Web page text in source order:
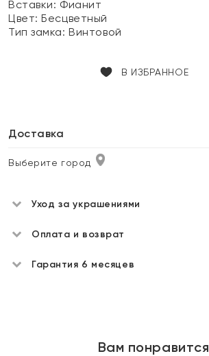
Вставки: Фианит
Цвет:Бесцветный
Тип замка:Винтовой
В ИЗБРАННОЕ
Доставка
Выберите город
Уход за украшениями
Оплата и возврат
Гарантия 6 месяцев
Вам понравится